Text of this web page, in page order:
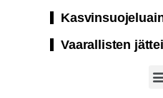
Vaarallisten